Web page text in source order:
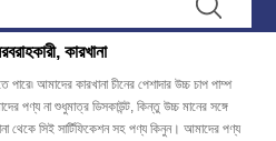
কারখানা
আমাদের কারখানা চীনের পেশাদার উচ্চ চাপ পাম্প
পণ্য না শুধুমাত্র ডিসকাউন্ট, কিন্তু উচ্চ মানের সঙ্গে
থেকে সিই সার্টিফিকেশন সহ পণ্য কিনুন। আমাদের পণ্য